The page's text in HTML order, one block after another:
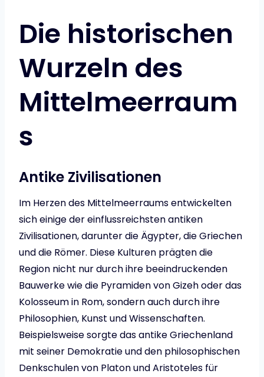
Die historischen
Wurzeln des
Mittelmeerraum
s
Antike Zivilisationen
Im Herzen des Mittelmeerraums entwickelten
sich einige der einflussreichsten antiken
Zivilisationen, darunter die Ägypter, die Griechen
und die Römer. Diese Kulturen prägten die
Region nicht nur durch ihre beeindruckenden
Bauwerke wie die Pyramiden von Gizeh oder das
Kolosseum in Rom, sondern auch durch ihre
Philosophien, Kunst und Wissenschaften.
Beispielsweise sorgte das antike Griechenland
mit seiner Demokratie und den philosophischen
Denkschulen von Platon und Aristoteles für